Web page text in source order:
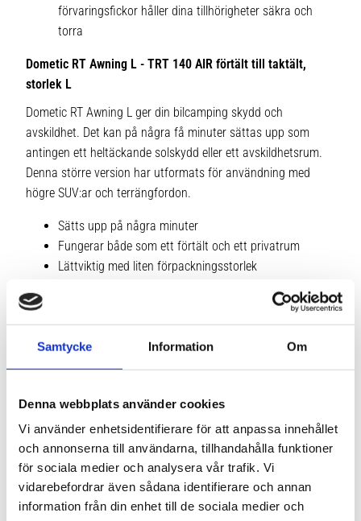
Samtycke Information Om
Denna webbplats använder cookies
Vi använder enhetsidentifierare för att anpassa innehållet
och annonserna till användarna, tillhandahålla funktioner
för sociala medier och analysera vår trafik. Vi
vidarebefordrar även sådana identifierare och annan
information från din enhet till de sociala medier och
förvaringsfickor håller dina tillhörigheter säkra och
torra
Dometic RT Awning L - TRT 140 AIR förtält till taktält,
storlek L
Dometic RT Awning L ger din bilcamping skydd och
avskildhet. Det kan på några få minuter sättas upp som
antingen ett heltäckande solskydd eller ett avskildhetsrum.
Denna större version har utformats för användning med
högre SUV:ar och terrängfordon.
Sätts upp på några minuter
Fungerar både som ett förtält och ett privatrum
Lättviktig med liten förpackningsstorlek
Lämplig för användning med Dometic TRT 140 AIR
Specifikationer Taktält
Specifikationer Förtält
Leveransomfattning Taktält
Leveransomfattning Förtält